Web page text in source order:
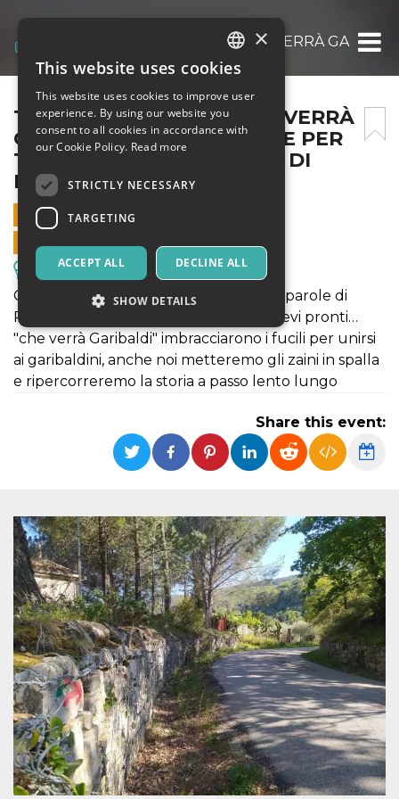
TENETEVI PRONTI… “CHE VERRÀ
TENETEVI PRONTI… “CHE VERRÀ
GARIBALDI”… ESCURSIONE PER
TUTTI NELLA RNO BOSCO DI
FICUZZA
21 MAY 2023 - 09:30
ONLINE SALES ENDED
Excursions & Guided Tours
Come i circa 400 Mezzojusani che alle parole di
Rosolino Pilo e Giovanni Corrao, Tenetevi pronti…
"che verrà Garibaldi" imbracciarono i fucili per unirsi
ai garibaldini, anche noi metteremo gli zaini in spalla
e ripercorreremo la storia a passo lento lungo
Share this event:
ITALIAN
ENGLISH
SPANISH
×
This website uses cookies
This website uses cookies to improve user
experience. By using our website you
consent to all cookies in accordance with
our Cookie Policy. Read more
STRICTLY NECESSARY
TARGETING
ACCEPT ALL DECLINE ALL
SHOW DETAILS
Strictly necessary Targeting
properly without strictly necessary cookies.
Provider /
Expiration Description
Inc.
.oooh.events
is used by
the
CloudFlare
service to
identify
trusted web
traffic and
override any
security
restrictions
based on
the visitor's
IP address. It
is essential
for
supporting a
website's
security
features and
in providing
protection
against
malicious